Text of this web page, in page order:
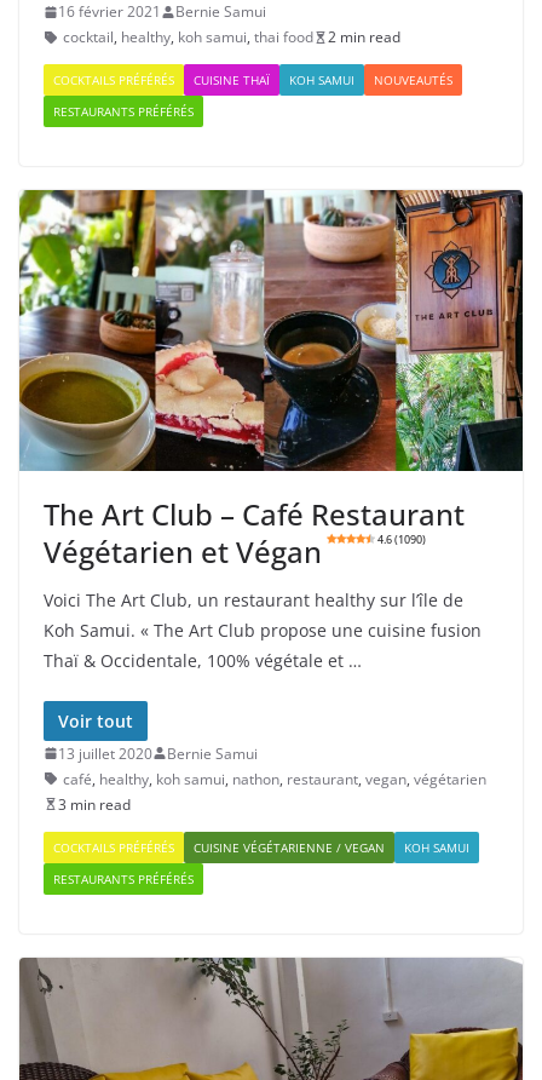
16 février 2021
Bernie Samui
cocktail, healthy, koh samui, thai food 2 min read
COCKTAILS PRÉFÉRÉS CUISINE THAÏ KOH SAMUI
NOUVEAUTÉS
RESTAURANTS PRÉFÉRÉS
The Art Club – Café Restaurant
Végétarien et Végan
4.6 (1090)
Voici The Art Club, un restaurant healthy sur l’île de
Koh Samui. « The Art Club propose une cuisine fusion
Thaï & Occidentale, 100% végétale et …
Voir tout
13 juillet 2020
Bernie Samui
café, healthy, koh samui, nathon, restaurant, vegan, végétarien
3 min read
COCKTAILS PRÉFÉRÉS CUISINE VÉGÉTARIENNE / VEGAN
KOH SAMUI
RESTAURANTS PRÉFÉRÉS